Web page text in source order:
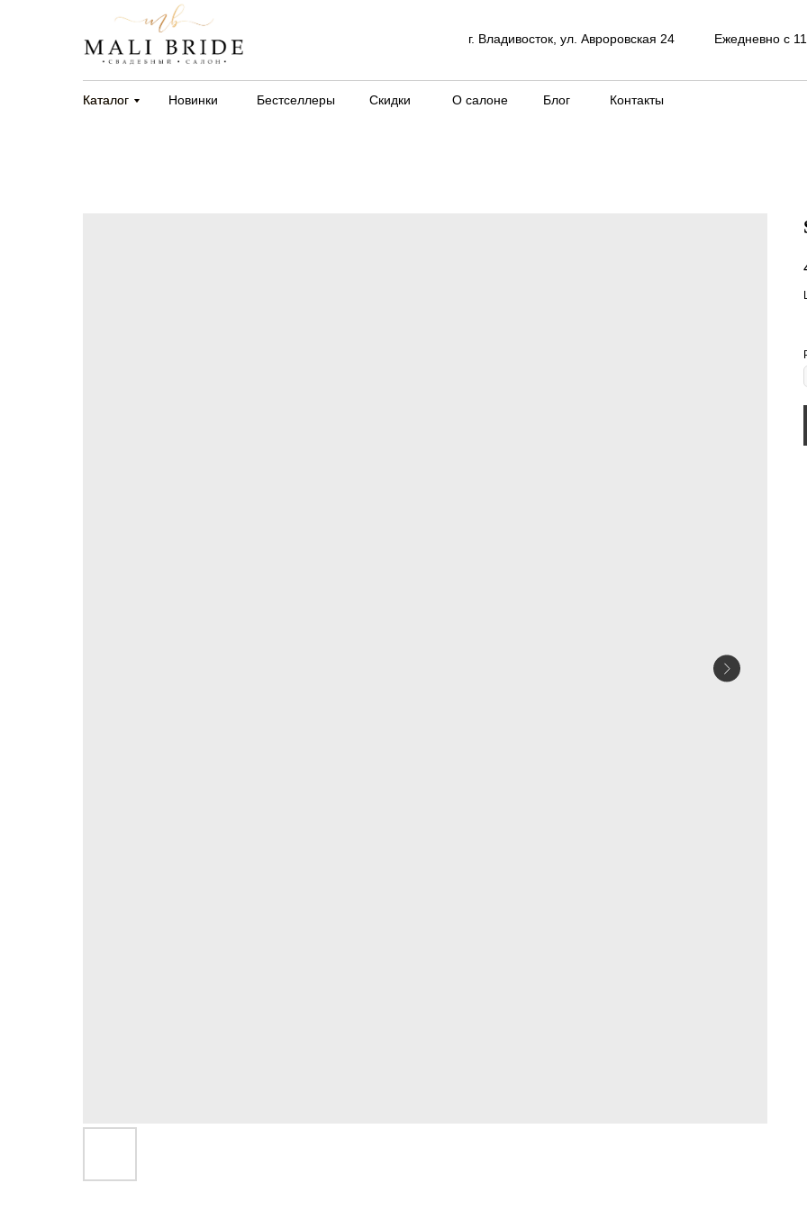
Каталог
Каталог Новинки Скидки
Бестселлеры О салоне Блог Контакты
г. Владивосток, ул. Авроровская 24 Ежедневно с